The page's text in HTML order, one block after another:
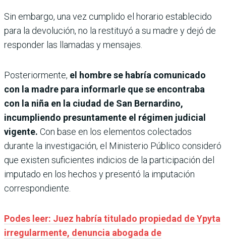
Sin embargo, una vez cumplido el horario establecido
para la devolución, no la restituyó a su madre y dejó de
responder las llamadas y mensajes.
Posteriormente, el hombre se habría comunicado
con la madre para informarle que se encontraba
con la niña en la ciudad de San Bernardino,
incumpliendo presuntamente el régimen judicial
vigente. Con base en los elementos colectados
durante la investigación, el Ministerio Público consideró
que existen suficientes indicios de la participación del
imputado en los hechos y presentó la imputación
correspondiente.
Podes leer: Juez habría titulado propiedad de Ypyta
irregularmente, denuncia abogada de